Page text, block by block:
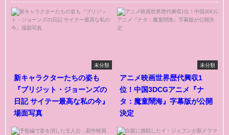
未分類
新キャラクターたちの姿も
『ブリジット・ジョーンズの
日記 サイテー最高な私の今』
場面写真
未分類
アニメ映画世界歴代興収1
位！中国3DCGアニメ『ナ
タ：魔童鬧海』字幕版が公開
決定